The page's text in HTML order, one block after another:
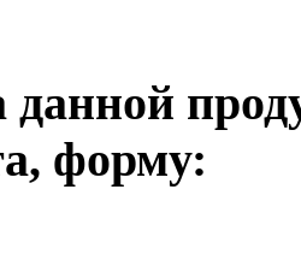
данной
форму: